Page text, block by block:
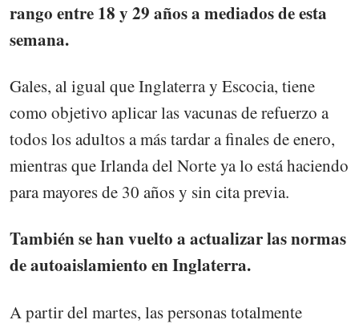
rango entre 18 y 29 años a mediados de esta
semana.
Gales, al igual que Inglaterra y Escocia, tiene
como objetivo aplicar las vacunas de refuerzo a
todos los adultos a más tardar a finales de enero,
mientras que Irlanda del Norte ya lo está haciendo
para mayores de 30 años y sin cita previa.
También se han vuelto a actualizar las normas
de autoaislamiento en Inglaterra.
A partir del martes, las personas totalmente